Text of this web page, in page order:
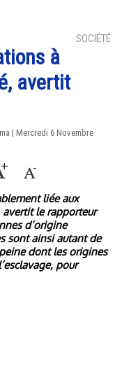
SOCIÉTÉ
à
avertit
| Mercredi 6 Novembre
liée aux
le rapporteur
d’origine
sont ainsi autant de
dont les origines
pour